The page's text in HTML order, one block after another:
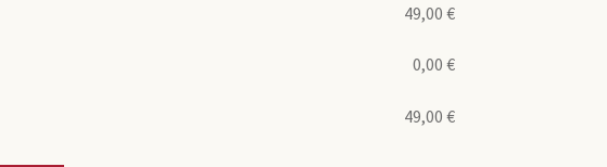
49,00 €
0,00 €
49,00 €